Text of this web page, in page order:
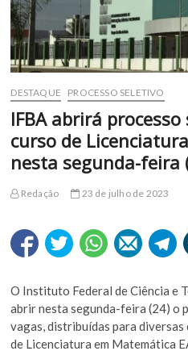
DESTAQUE PROCESSO SELETIVO
IFBA abrirá
curso de
nesta segunda-feira
Redação 23 de julho de 2023
O Instituto Federal de Ciência e
abrir nesta segunda-feira (24) o
vagas, distribuídas para diversas
de Licenciatura em Matemática